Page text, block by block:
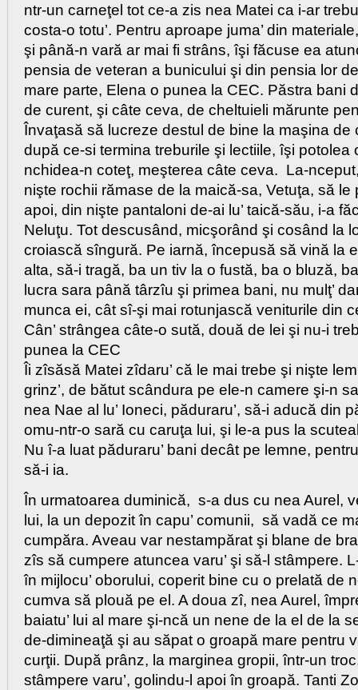
ntr-un carneţel tot ce-a zis nea Matei ca i-ar
costa-o totu’. Pentru aproape juma’ din
şi până-n vară ar mai fi strâns, îşi făcuse ea
pensia de veteran a bunicului şi din pensia lor
mare parte, Elena o punea la CEC. Păstra bani
de curent, şi câte ceva, de cheltuieli mărunte
Învaţasă să lucreze destul de bine la maşina de
după ce-si termina treburile şi lectiile, îşi potolea
nchidea-n coteţ, meşterea câte ceva. La-
nişte rochii rămase de la maică-sa, Vetuţa, să le
apoi, din nişte pantaloni de-ai lu’ taică-său, i-a
Neluţu. Tot descusând, micşorând şi cosând la
croiască sîngură. Pe iarnă, începusă să vină la
alta, să-i tragă, ba un tiv la o fustă, ba o bluză,
lucra sara până târzîu şi primea bani, nu mulţ’
munca ei, cât sî-şi mai rotunjască veniturile din
Cân’ strângea câte-o sută, două de lei şi nu-i
punea la CEC
Îi zîsăsă Matei zîdaru’ că le mai trebe şi nişte
grinz’, de bătut scândura pe ele-n camere şi-n
nea Nae al lu’ Ioneci, păduraru’, să-i aducă din
omu-ntr-o sară cu caruţa lui, şi le-a pus la
Nu î-a luat păduraru’ bani decât pe lemne,
să-i ia.
În urmatoarea duminică, s-a dus cu nea Aurel,
lui, la un depozit în capu’ comunii, să vadă ce
cumpăra. Aveau var nestampărat şi blane de
zîs să cumpere atuncea varu’ şi să-l stâmpere.
în mijlocu’ oborului, coperit bine cu o prelată de
cumva să plouă pe el. A doua zî, nea Aurel,
baiatu’ lui al mare şi-ncă un nene de la el de la
de-dimineaţă şi au săpat o groapă mare pentru
curţii. După prânz, la marginea gropii, într-un
stâmpere varu’, golindu-l apoi în groapă. Tanti